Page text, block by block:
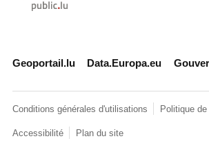
Geoportail.lu Data.Europa.eu
Conditions générales d'utilisations Politique
Accessibilité Plan du site